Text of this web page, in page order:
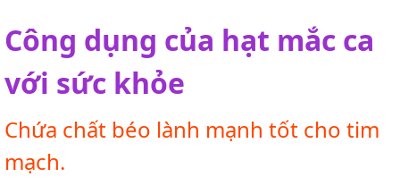
Công dụng của hạt mắc ca
với sức khỏe
Chứa chất béo lành mạnh tốt cho tim
mạch.